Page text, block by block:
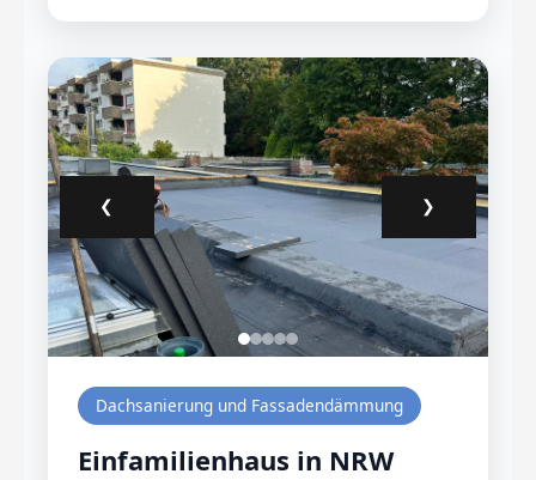
❮ ❯
Dachsanierung und Fassadendämmung
Einfamilienhaus in NRW